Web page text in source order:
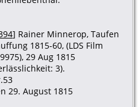
] Rainer Minnerop, Taufen
1815-60, (LDS Film
29 Aug 1815
3).
29. August 1815